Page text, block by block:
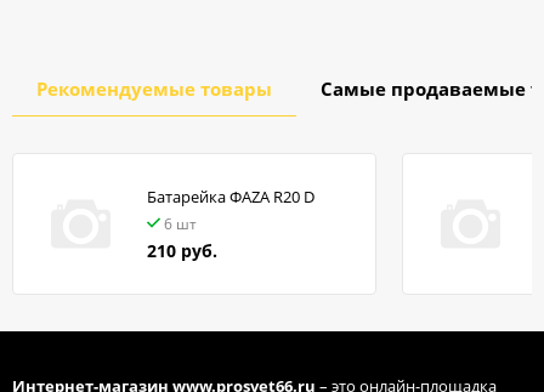
Рекомендуемые товары Самые продаваемые
Батарейка ФАZA R20 D
6 шт
210 руб.
Интернет-магазин www.prosvet66.ru – это онлайн-площадка